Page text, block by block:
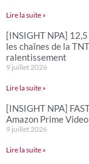
Lire la suite »
[INSIGHT NPA]
les chaînes de la
ralentissement
9 juillet 2026
Lire la suite »
[INSIGHT NPA]
Amazon Prime
9 juillet 2026
Lire la suite »